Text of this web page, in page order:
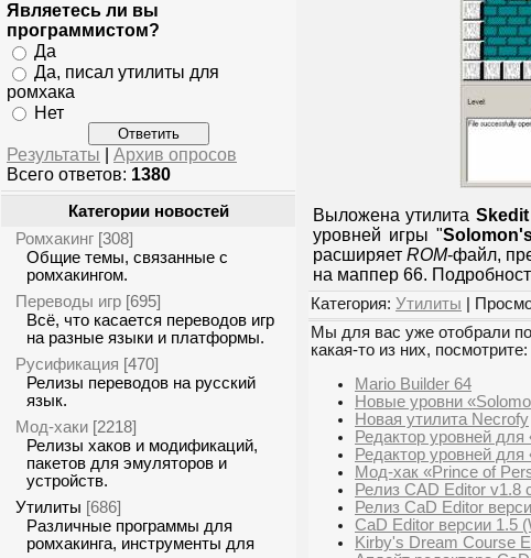
Являетесь ли вы
программистом?
Да
Да, писал утилиты для
ромхака
Нет
Результаты
Архив опросов
Всего ответов: 1380
Категории новостей
Ромхакинг [308]
Общие темы, связанные с
ромхакингом.
Переводы игр [695]
Всё, что касается переводов игр
на разные языки и платформы.
Русификация [470]
Релизы переводов на русский
язык.
Мод-хаки [2218]
Релизы хаков и модификаций,
пакетов для эмуляторов и
устройств.
Утилиты [686]
Различные программы для
ромхакинга, инструменты для
Выложена утилита Skedit
уровней игры "
расширяетROM-файл,
на маппер 66.
Категория: Утилиты |
Мы для вас уже отобрали
какая-то из них, посмотрите:
Mario Builder 64
Новые уровни
Новая утилита Necrofy
Редактор уровней
Редактор уровней
Мод-хак «Prince of
Релиз CAD Editor v1.8
Релиз CaD Editor
CaD Editor версии 1.5
Kirby's Dream Course